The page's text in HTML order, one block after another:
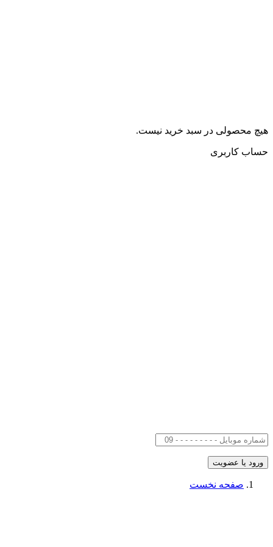
هیچ محصولی در سبد خرید نیست.
حساب کاربری
صفحه نخست